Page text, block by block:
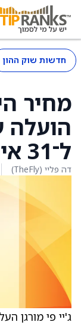
חדשות שוק ההון
הועלה
ל־31 אירו מ־25.20 אירו
דה פליי (TheFly)
ג'יי פי מורגן